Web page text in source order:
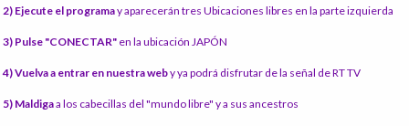
2) Ejecute el programay aparecerán tres Ubicaciones libres en la parte izquierda
3) Pulse "CONECTAR" en la ubicación JAPÓN
4) Vuelva a entrar en nuestra weby ya podrá disfrutar de la señal de RT TV
5) Maldigaa los cabecillas del "mundo libre" y a sus ancestros